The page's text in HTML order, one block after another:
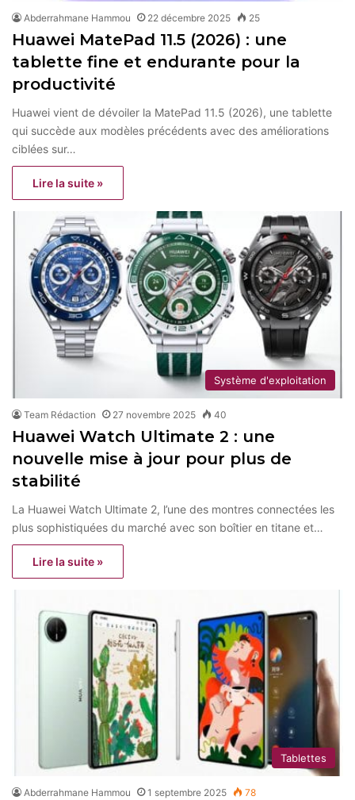
Abderrahmane Hammou 22 décembre 2025 25
Huawei MatePad 11.5 (2026) : une
tablette fine et endurante pour la
productivité
Huawei vient de dévoiler la MatePad 11.5 (2026), une tablette
qui succède aux modèles précédents avec des améliorations
ciblées sur…
Lire la suite »
Système d'exploitation
Team Rédaction 27 novembre 2025 40
Huawei Watch Ultimate 2 : une
nouvelle mise à jour pour plus de
stabilité
La Huawei Watch Ultimate 2, l’une des montres connectées les
plus sophistiquées du marché avec son boîtier en titane et…
Lire la suite »
Tablettes
Abderrahmane Hammou 1 septembre 2025 78